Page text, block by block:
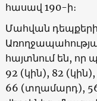
հասավ 190-ի։
Մահվան դեպքերի
հայտնում են, որ
92 (կին), 82
66 (տղամարդ),